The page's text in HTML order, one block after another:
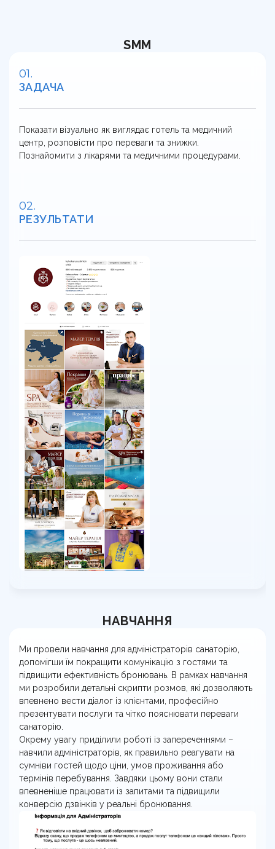
SMM
ЗАДАЧА
Показати візуально як виглядає готель та медичний
центр, розповісти про переваги та знижки.
Познайомити з лікарями та медичними процедурами.
РЕЗУЛЬТАТИ
НАВЧАННЯ
Ми провели навчання для адміністраторів санаторію,
допомігши їм покращити комунікацію з гостями та
підвищити ефективність бронювань. В рамках навчання
ми розробили детальні скрипти розмов, які дозволяють
впевнено вести діалог із клієнтами, професійно
презентувати послуги та чітко пояснювати переваги
санаторію.
Окрему увагу приділили роботі із запереченнями –
навчили адміністраторів, як правильно реагувати на
сумніви гостей щодо ціни, умов проживання або
термінів перебування. Завдяки цьому вони стали
впевненіше працювати із запитами та підвищили
конверсію дзвінків у реальні бронювання.